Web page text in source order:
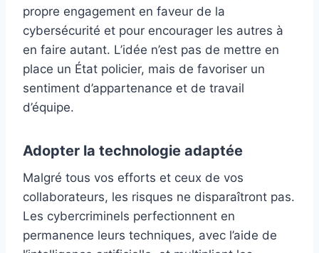
propre engagement en faveur de la
cybersécurité et pour encourager les autres à
en faire autant. L’idée n’est pas de mettre en
place un État policier, mais de favoriser un
sentiment d’appartenance et de travail
d’équipe.
Adopter la technologie adaptée
Malgré tous vos efforts et ceux de vos
collaborateurs, les risques ne disparaîtront pas.
Les cybercriminels perfectionnent en
permanence leurs techniques, avec l’aide de